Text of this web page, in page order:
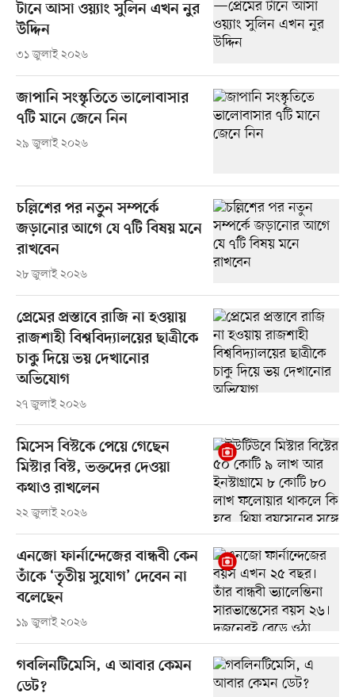
টানে আসা ওয়্যাং সুলিন এখন নুর
উদ্দিন
৩১ জুলাই ২০২৬
জাপানি সংস্কৃতিতে ভালোবাসার
৭টি মানে জেনে নিন
২৯ জুলাই ২০২৬
চল্লিশের পর নতুন সম্পর্কে
জড়ানোর আগে যে ৭টি বিষয় মনে
রাখবেন
২৮ জুলাই ২০২৬
প্রেমের প্রস্তাবে রাজি না হওয়ায়
রাজশাহী বিশ্ববিদ্যালয়ের ছাত্রীকে
চাকু দিয়ে ভয় দেখানোর
অভিযোগ
২৭ জুলাই ২০২৬
মিসেস বিস্টকে পেয়ে গেছেন
মিস্টার বিস্ট, ভক্তদের দেওয়া
কথাও রাখলেন
২২ জুলাই ২০২৬
এনজো ফার্নান্দেজের বান্ধবী কেন
তাঁকে ‘তৃতীয় সুযোগ’ দেবেন না
বলেছেন
১৯ জুলাই ২০২৬
গবলিনটিমেসি, এ আবার কেমন
ডেট?